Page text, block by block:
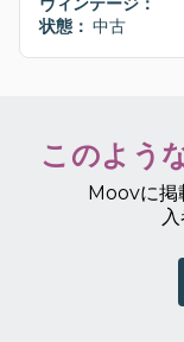
状態： 中古
このよう
Moovに掲